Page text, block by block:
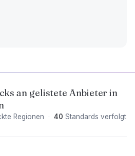
an gelistete Anbieter in
Regionen · 40 Standards verfolgt